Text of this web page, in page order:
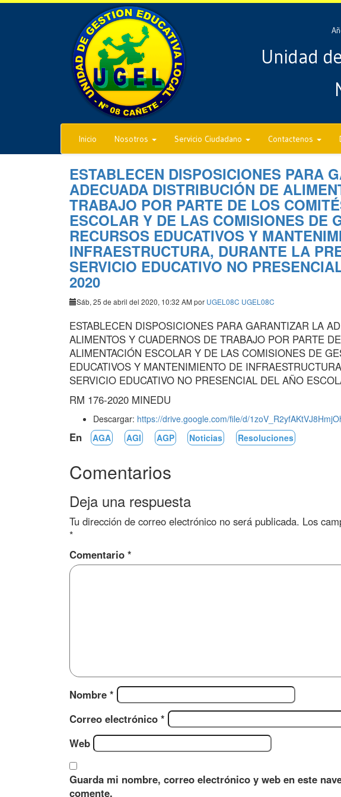
Unidad
Inicio Nosotros Servicio Ciudadano Contactenos
ESTABLECEN DISPOSICIONES PARA
ADECUADA DISTRIBUCIÓN DE
TRABAJO POR PARTE DE LOS
ESCOLAR Y DE LAS COMISIONES DE
RECURSOS EDUCATIVOS Y
INFRAESTRUCTURA, DURANTE LA
SERVICIO EDUCATIVO NO
2020
Sáb, 25 de abril del 2020, 10:32 AM por UGEL08C UGEL08C
ESTABLECEN DISPOSICIONES PARA GARANTIZAR LA
ALIMENTOS Y CUADERNOS DE TRABAJO POR PARTE
ALIMENTACIÓN ESCOLAR Y DE LAS COMISIONES DE
EDUCATIVOS Y MANTENIMIENTO DE
SERVICIO EDUCATIVO NO PRESENCIAL DEL AÑO
RM 176-2020 MINEDU
Descargar: https://drive.google.com/file/d/
En AGA AGI AGP Noticias Resoluciones
Comentarios
Deja una respuesta
Tu dirección de correo electrónico no será publicada. Los
*
Comentario *
Nombre *
Correo electrónico *
Web
Guarda mi nombre, correo electrónico y web en este
comente.